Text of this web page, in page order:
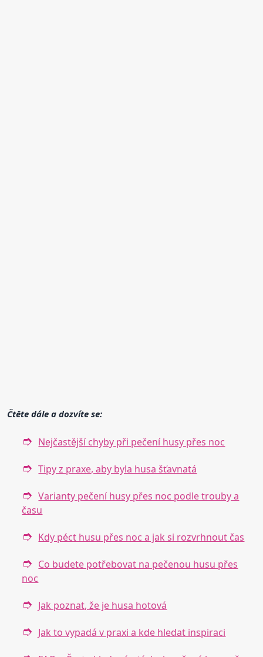
Čtěte dále a dozvíte se:
Nejčastější chyby při pečení husy přes noc
Tipy z praxe, aby byla husa šťavnatá
Varianty pečení husy přes noc podle trouby a
času
Kdy péct husu přes noc a jak si rozvrhnout čas
Co budete potřebovat na pečenou husu přes
noc
Jak poznat, že je husa hotová
Jak to vypadá v praxi a kde hledat inspiraci